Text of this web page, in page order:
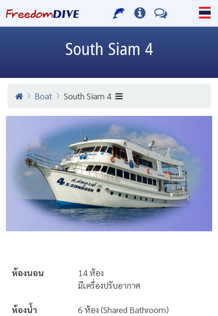
South Siam 4
Boat South Siam 4
ห้องนอน
14 ห้อง
มีเครื่องปรับอากาศ
ห้องน้ำ
6 ห้อง (Shared Bathroom)